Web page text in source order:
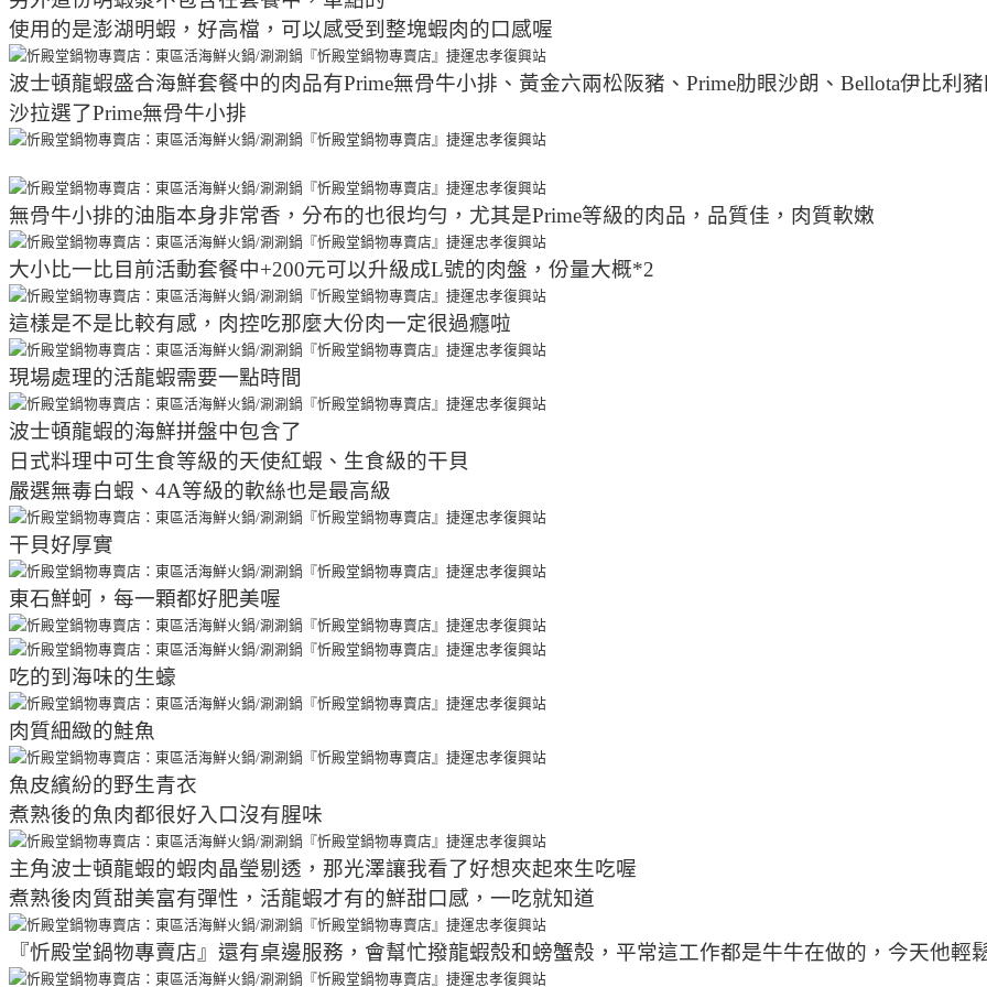
使用的是澎湖明蝦，好高檔，可以感受到整塊蝦肉的口感喔
波士頓龍蝦盛合海鮮套餐中的肉品有Prime無骨牛小排、黃金六兩松阪豬、Prime肋眼沙朗、Bellota伊比利
沙拉選了Prime無骨牛小排
無骨牛小排的油脂本身非常香，分布的也很均勻，尤其是Prime等級的肉品，品質佳，肉質軟嫩
大小比一比目前活動套餐中+200元可以升級成L號的肉盤，份量大概*2
這樣是不是比較有感，肉控吃那麼大份肉一定很過癮啦
現場處理的活龍蝦需要一點時間
波士頓龍蝦的海鮮拼盤中包含了
日式料理中可生食等級的天使紅蝦、生食級的干貝
嚴選無毒白蝦、4A等級的軟絲也是最高級
干貝好厚實
東石鮮蚵，每一顆都好肥美喔
吃的到海味的生蠔
肉質細緻的鮭魚
魚皮繽紛的野生青衣
煮熟後的魚肉都很好入口沒有腥味
主角波士頓龍蝦的蝦肉晶瑩剔透，那光澤讓我看了好想夾起來生吃喔
煮熟後肉質甜美富有彈性，活龍蝦才有的鮮甜口感，一吃就知道
『忻殿堂鍋物專賣店』還有桌邊服務，會幫忙撥龍蝦殼和螃蟹殼，平常這工作都是牛牛在做的，今天他輕